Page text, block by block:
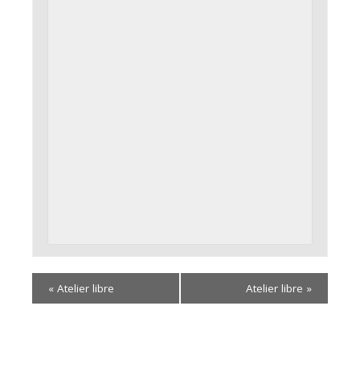
« Atelier libre Atelier libre »